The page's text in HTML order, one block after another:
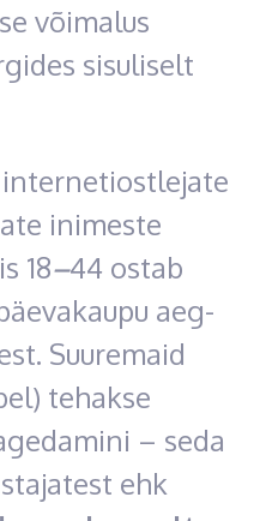
võimalus
sisuliselt
internetiostlejate
inimeste
18–44 ostab
aeg-
Suuremaid
tehakse
– seda
ehk